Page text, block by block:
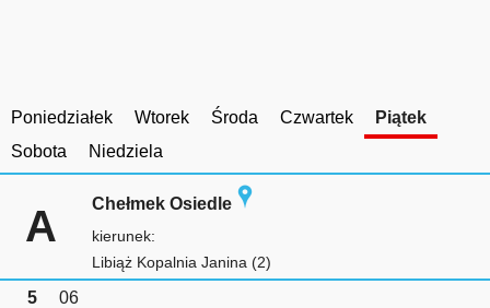
Poniedziałek Wtorek Środa Czwartek
Piątek
Sobota
Niedziela
A Chełmek Osiedle
kierunek:
Libiąż Kopalnia Janina (2)
5
06